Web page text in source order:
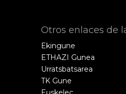
Otros enlaces de
Ekingune
ETHAZI Gunea
Urratsbatsarea
TK Gune